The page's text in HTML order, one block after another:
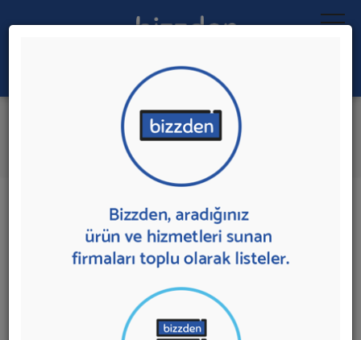
Ara:
Otomatik Kapı Sistemi
İlk 5 Firmadan Teklif İste
8 sonuç bulundu.